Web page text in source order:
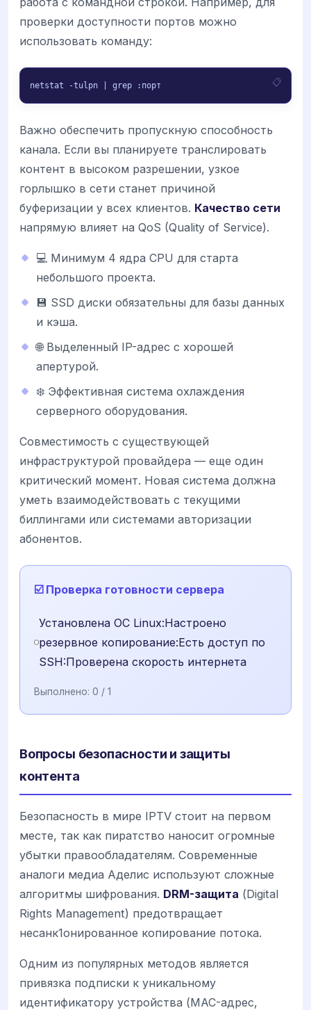
проверки доступности портов можно
использовать команду:
netstat -tulpn | grep :порт
Важно обеспечить пропускную способность
канала. Если вы планируете транслировать
контент в высоком разрешении, узкое
горлышко в сети станет причиной
буферизации у всех клиентов. Качество сети
напрямую влияет на QoS (Quality of Service).
💻 Минимум 4 ядра CPU для старта
небольшого проекта.
💾 SSD диски обязательны для базы данных
и кэша.
🌐 Выделенный IP-адрес с хорошей
апертурой.
❄️ Эффективная система охлаждения
серверного оборудования.
Совместимость с существующей
инфраструктурой провайдера — еще один
критический момент. Новая система должна
уметь взаимодействовать с текущими
биллингами или системами авторизации
абонентов.
☑️ Проверка готовности сервера
Установлена ОС Linux:Настроено
резервное копирование:Есть доступ по
SSH:Проверена скорость интернета
Выполнено: 0 / 1
Вопросы безопасности и защиты
контента
Безопасность в мире IPTV стоит на первом
месте, так как пиратство наносит огромные
убытки правообладателям. Современные
аналоги медиа Аделис используют сложные
алгоритмы шифрования. DRM-защита (Digital
Rights Management) предотвращает
несанк1онированное копирование потока.
Одним из популярных методов является
привязка подписки к уникальному
идентификатору устройства (MAC-адрес,